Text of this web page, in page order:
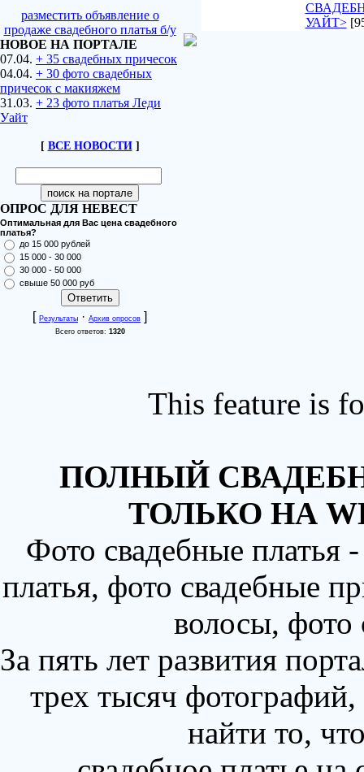
разместить объявление о
продаже свадебного платья б/у
НОВОЕ НА ПОРТАЛЕ
07.04. + 35 свадебных причесок
04.04. + 30 фото свадебных
причесок с макияжем
31.03. + 23 фото платья Леди
Уайт
[ ВСЕ НОВОСТИ]
ОПРОС ДЛЯ НЕВЕСТ
Оптимальная для Вас цена свадебного
платья?
до 15 000 рублей
15 000 - 30 000
30 000 - 50 000
свыше 50 000 руб
[ Результаты · Архив опросов ]
Всего ответов: 1320
УАЙТ>
This feature is
ПОЛНЫЙ
ТОЛЬКО НА
Фото свадебные
платья, фото свадебные
волосы,
За пять лет развития
трех тысяч
найти то,